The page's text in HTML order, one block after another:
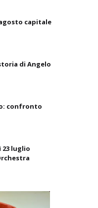
capitale
di Angelo
confronto
23 luglio